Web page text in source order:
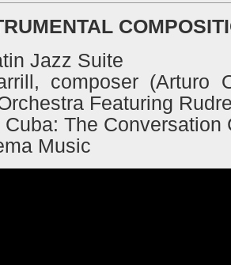
Jazz Suite
composer (Arturo
Featuring
Cuba: The
Music